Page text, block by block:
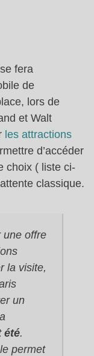
fera
de
lors de
et Walt
les attractions
d’accéder
choix ( liste ci-
classique.
une offre
la visite,
un
été.
permet